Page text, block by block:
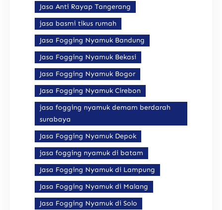
Jasa Anti Rayap Tangerang
jasa basmi tikus rumah
Jasa Fogging Nyamuk Bandung
Jasa Fogging Nyamuk Bekasi
Jasa Fogging Nyamuk Bogor
Jasa Fogging Nyamuk Cirebon
jasa fogging nyamuk demam berdarah
surabaya
Jasa Fogging Nyamuk Depok
jasa fogging nyamuk di batam
Jasa Fogging Nyamuk di Lampung
Jasa Fogging Nyamuk di Malang
Jasa Fogging Nyamuk di Solo